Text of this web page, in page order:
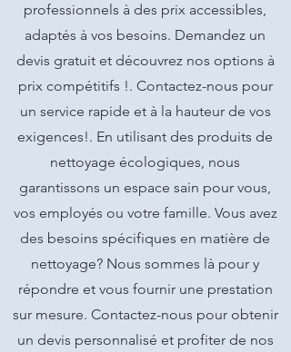
professionnels à des prix accessibles,
adaptés à vos besoins. Demandez un
devis gratuit et découvrez nos options à
prix compétitifs !. Contactez-nous pour
un service rapide et à la hauteur de vos
exigences!. En utilisant des produits de
nettoyage écologiques, nous
garantissons un espace sain pour vous,
vos employés ou votre famille. Vous avez
des besoins spécifiques en matière de
nettoyage? Nous sommes là pour y
répondre et vous fournir une prestation
sur mesure. Contactez-nous pour obtenir
un devis personnalisé et profiter de nos